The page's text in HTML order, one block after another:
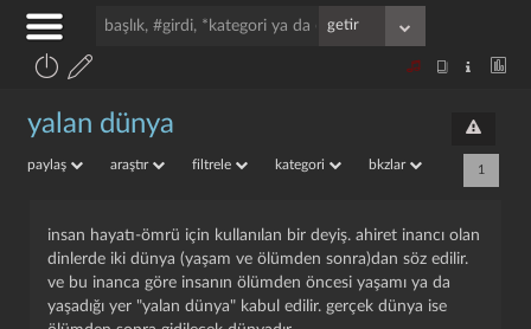
yalan dünya
paylaş araştır filtrele kategori bkzlar 1
insan hayatı-ömrü için kullanılan bir deyiş. ahiret inancı olan
dinlerde iki dünya (yaşam ve ölümden sonra)dan söz edilir.
ve bu inanca göre insanın ölümden öncesi yaşamı ya da
yaşadığı yer "yalan dünya" kabul edilir. gerçek dünya ise